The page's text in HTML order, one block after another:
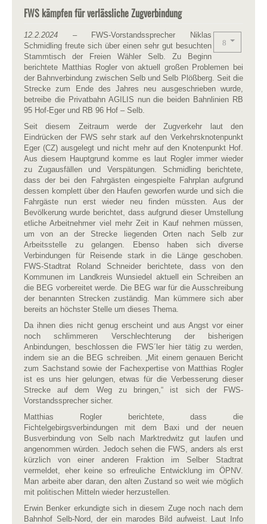
FWS kämpfen für verlässliche Zugverbindung
12.2.2024 – FWS-Vorstandssprecher Niklas
Schmidling freute sich über einen sehr gut besuchten
Stammtisch der Freien Wähler Selb. Zu Beginn
berichtete Matthias Rogler von aktuell großen Problemen bei
der Bahnverbindung zwischen Selb und Selb Plößberg. Seit die
Strecke zum Ende des Jahres neu ausgeschrieben wurde,
betreibe die Privatbahn AGILIS nun die beiden Bahnlinien RB
95 Hof-Eger und RB 96 Hof – Selb.
Seit diesem Zeitraum werde der Zugverkehr laut den
Eindrücken der FWS sehr stark auf den Verkehrsknotenpunkt
Eger (CZ) ausgelegt und nicht mehr auf den Knotenpunkt Hof.
Aus diesem Hauptgrund komme es laut Rogler immer wieder
zu Zugausfällen und Verspätungen. Schmidling berichtete,
dass der bei den Fahrgästen eingespielte Fahrplan aufgrund
dessen komplett über den Haufen geworfen wurde und sich die
Fahrgäste nun erst wieder neu finden müssten. Aus der
Bevölkerung wurde berichtet, dass aufgrund dieser Umstellung
etliche Arbeitnehmer viel mehr Zeit in Kauf nehmen müssen,
um von an der Strecke liegenden Orten nach Selb zur
Arbeitsstelle zu gelangen. Ebenso haben sich diverse
Verbindungen für Reisende stark in die Länge geschoben.
FWS-Stadtrat Roland Schneider berichtete, dass von den
Kommunen im Landkreis Wunsiedel aktuell ein Schreiben an
die BEG vorbereitet werde. Die BEG war für die Ausschreibung
der benannten Strecken zuständig. Man kümmere sich aber
bereits an höchster Stelle um dieses Thema.
Da ihnen dies nicht genug erscheint und aus Angst vor einer
noch schlimmeren Verschlechterung der bisherigen
Anbindungen, beschlossen die FWS´ler hier tätig zu werden,
indem sie an die BEG schreiben. „Mit einem genauen Bericht
zum Sachstand sowie der Fachexpertise von Matthias Rogler
ist es uns hier gelungen, etwas für die Verbesserung dieser
Strecke auf dem Weg zu bringen,“ ist sich der FWS-
Vorstandssprecher sicher.
Matthias Rogler berichtete, dass die
Fichtelgebirgsverbindungen mit dem Baxi und der neuen
Busverbindung von Selb nach Marktredwitz gut laufen und
angenommen würden. Jedoch sehen die FWS, anders als erst
kürzlich von einer anderen Fraktion im Selber Stadtrat
vermeldet, eher keine so erfreuliche Entwicklung im ÖPNV.
Man arbeite aber daran, den alten Zustand so weit wie möglich
mit politischen Mitteln wieder herzustellen.
Erwin Benker erkundigte sich in diesem Zuge noch nach dem
Bahnhof Selb-Nord, der ein marodes Bild aufweist. Laut Info